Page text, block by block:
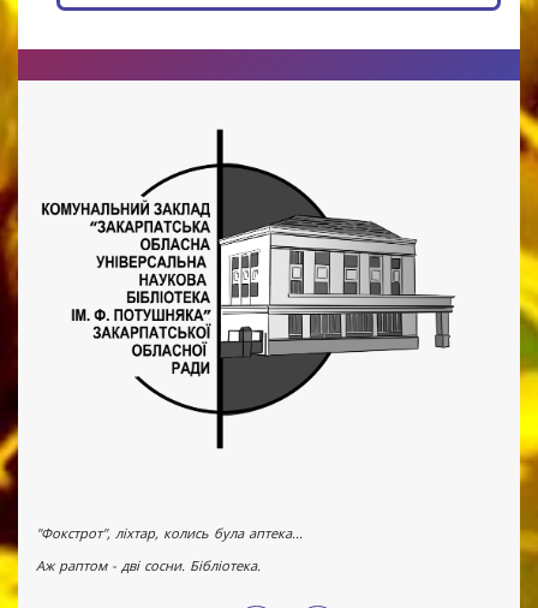
"Фокстрот", ліхтар, колись була аптека...
Аж раптом - дві сосни. Бібліотека.